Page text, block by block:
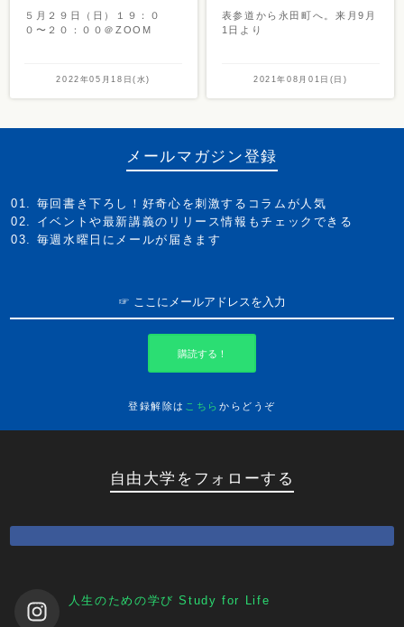
５月２９日（日）１９：０
０〜２０：００＠ZOOM
2022年05月18日(水)
表参道から永田町へ。来月9月
1日より
2021年08月01日(日)
メールマガジン登録
毎回書き下ろし！好奇心を刺激するコラムが人気
イベントや最新講義のリリース情報もチェックできる
毎週水曜日にメールが届きます
購読する！
登録解除は こちら からどうぞ
自由大学をフォローする
人生のための学び Study for Life